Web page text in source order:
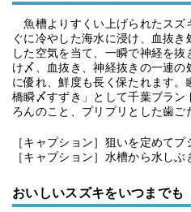
魚槽よりすくい上げられたスズ
ぐに冷やした海水に浸け、血抜
した空気を当て、一瞬で神経を
け〆、血抜き、神経抜きの一連の
に優れ、鮮度も長く保たれます
橋瞬〆すずき」として千葉ブラ
ろんのこと、プリプリとした歯ご
［キャプション］狙いを定めて
［キャプション］水槽から水し
おいしいスズキをいつまでも